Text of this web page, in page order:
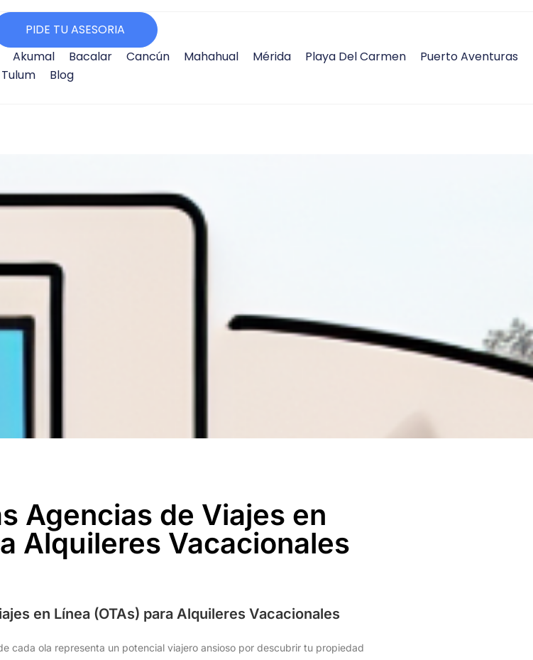
PIDE TU ASESORIA
Akumal
Bacalar Cancún Mahahual Mérida Playa Del Carmen Puerto Aventuras
Tulum Blog
Agencias de Viajes en
Alquileres Vacacionales
en Línea (OTAs) para Alquileres Vacacionales
cada ola representa un potencial viajero ansioso por descubrir tu propiedad